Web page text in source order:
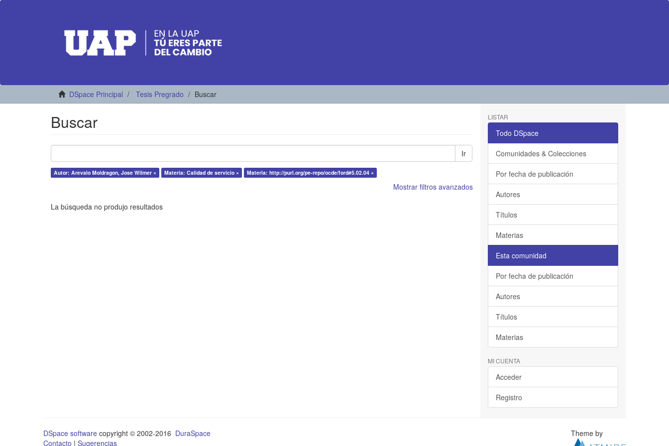
DSpace Principal Tesis Pregrado Buscar
Buscar
Ir
Autor: Arevalo Moldragon, Jose Wilmer × Materia: Calidad de servicio × Materia: http://purl.org/pe-repo/ocde/ford#5.02.04 ×
Mostrar filtros avanzados
La búsqueda no produjo resultados
LISTAR
Todo DSpace
Comunidades & Colecciones
Por fecha de publicación
Autores
Títulos
Materias
Esta comunidad
Por fecha de publicación
Autores
Títulos
Materias
MI CUENTA
Acceder
Registro
DSpace software copyright © 2002-2016 DuraSpace
Contacto | Sugerencias
Theme by